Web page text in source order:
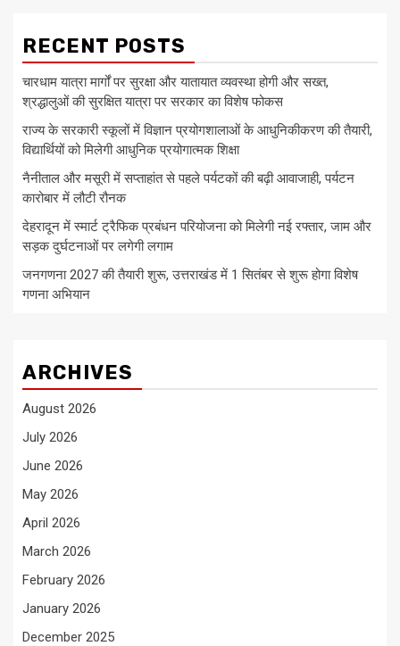
RECENT POSTS
चारधाम यात्रा मार्गों पर सुरक्षा और यातायात व्यवस्था होगी और सख्त,
श्रद्धालुओं की सुरक्षित यात्रा पर सरकार का विशेष फोकस
राज्य के सरकारी स्कूलों में विज्ञान प्रयोगशालाओं के आधुनिकीकरण की तैयारी,
विद्यार्थियों को मिलेगी आधुनिक प्रयोगात्मक शिक्षा
नैनीताल और मसूरी में सप्ताहांत से पहले पर्यटकों की बढ़ी आवाजाही, पर्यटन
कारोबार में लौटी रौनक
देहरादून में स्मार्ट ट्रैफिक प्रबंधन परियोजना को मिलेगी नई रफ्तार, जाम और
सड़क दुर्घटनाओं पर लगेगी लगाम
जनगणना 2027 की तैयारी शुरू, उत्तराखंड में 1 सितंबर से शुरू होगा विशेष
गणना अभियान
ARCHIVES
August 2026
July 2026
June 2026
May 2026
April 2026
March 2026
February 2026
January 2026
December 2025